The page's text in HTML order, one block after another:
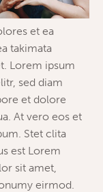
et ea
takimata
Lorem ipsum
sed diam
et dolore
At vero eos et
Stet clita
est Lorem
sit amet,
eirmod.